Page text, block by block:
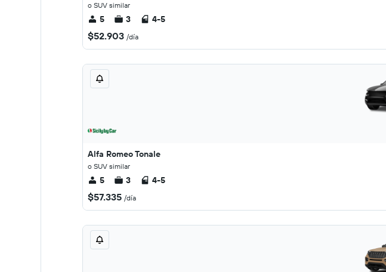
o SUV similar
5 3 4-5
$52.903 /día
Alfa Romeo Tonale
o SUV similar
5 3 4-5
$57.335 /día